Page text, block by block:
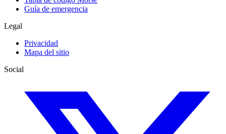
Guía de emergencia
Legal
Privacidad
Mapa del sitio
Social